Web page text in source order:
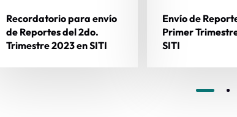
Recordatorio para envío
de Reportes del 2do.
Trimestre 2023 en SITI
Envío de
Primer
SITI